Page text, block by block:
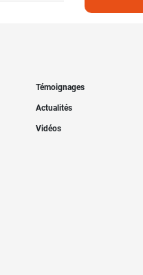
Témoignages
Actualités
Vidéos